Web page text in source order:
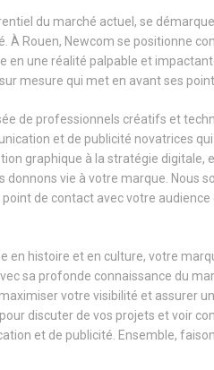
du marché actuel, se
À Rouen, Newcom se positionne
en une réalité palpable et
mesure qui met en avant ses
de professionnels créatifs et
et de publicité novatrices
graphique à la stratégie
donnons vie à votre marque. Nous
de contact avec votre
en histoire et en culture, votre
sa profonde connaissance du
votre visibilité et assurer
discuter de vos projets et voir
et de publicité. Ensemble,